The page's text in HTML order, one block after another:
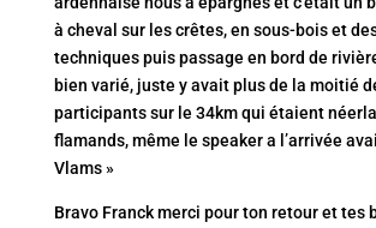
à cheval sur les crêtes, en sous-bois et
techniques puis passage en bord de
bien varié, juste y avait plus de la moitié
participants sur le 34km qui étaient
flamands, même le speaker a l’arrivée
Vlams »
Bravo Franck merci pour ton retour et tes